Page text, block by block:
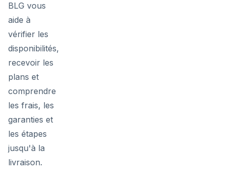
BLG vous
aide à
vérifier les
disponibilités,
recevoir les
plans et
comprendre
les frais, les
garanties et
les étapes
jusqu'à la
livraison.